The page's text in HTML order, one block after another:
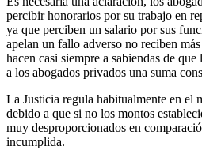
percibir honorarios por su trabajo en
ya que perciben un salario por sus
apelan un fallo adverso no reciben
hacen casi siempre a sabiendas de
a los abogados privados una suma
La Justicia regula habitualmente en el
debido a que si no los montos
muy desproporcionados en
incumplida.